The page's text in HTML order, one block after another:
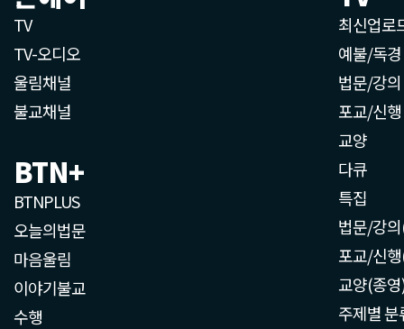
TV
TV-오디오
울림채널
불교채널
BTN+
BTNPLUS
오늘의법문
마음울림
이야기불교
수행
최신업로
예불/독경
법문/강의
포교/신행
교양
다큐
특집
법문/강
포교/신
교양(종
주제별 분